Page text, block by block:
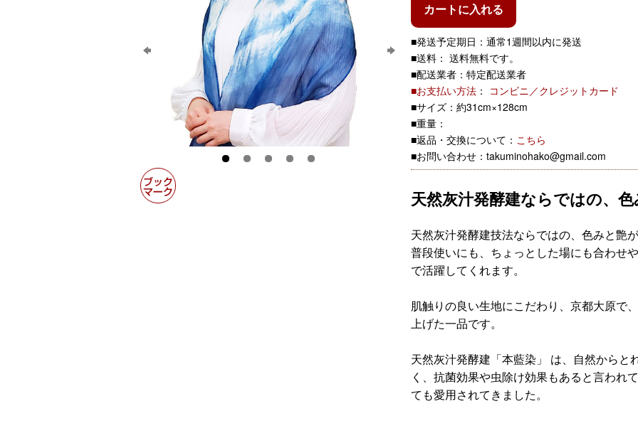
カートに入れる
■発送予定期日：通常1週間以内に発送
■送料： 送料無料です。
■配送業者：特定配送業者
■お支払い方法 ： コンビニ／クレジットカード
■サイズ：約31cm×128cm
■重量：
■返品・交換について： こちら
■お問い合わせ：takuminohako@gmail.com
天然灰汁発酵建ならではの、
天然灰汁発酵建技法ならではの、色みと艶
普段使いにも、ちょっとした場にも合わせ
で活躍してくれます。
肌触りの良い生地にこだわり、京都大原で
上げた一品です。
天然灰汁発酵建「本藍染」 は、自然からと
く、抗菌効果や虫除け効果もあると言われ
ても愛用されてきました。